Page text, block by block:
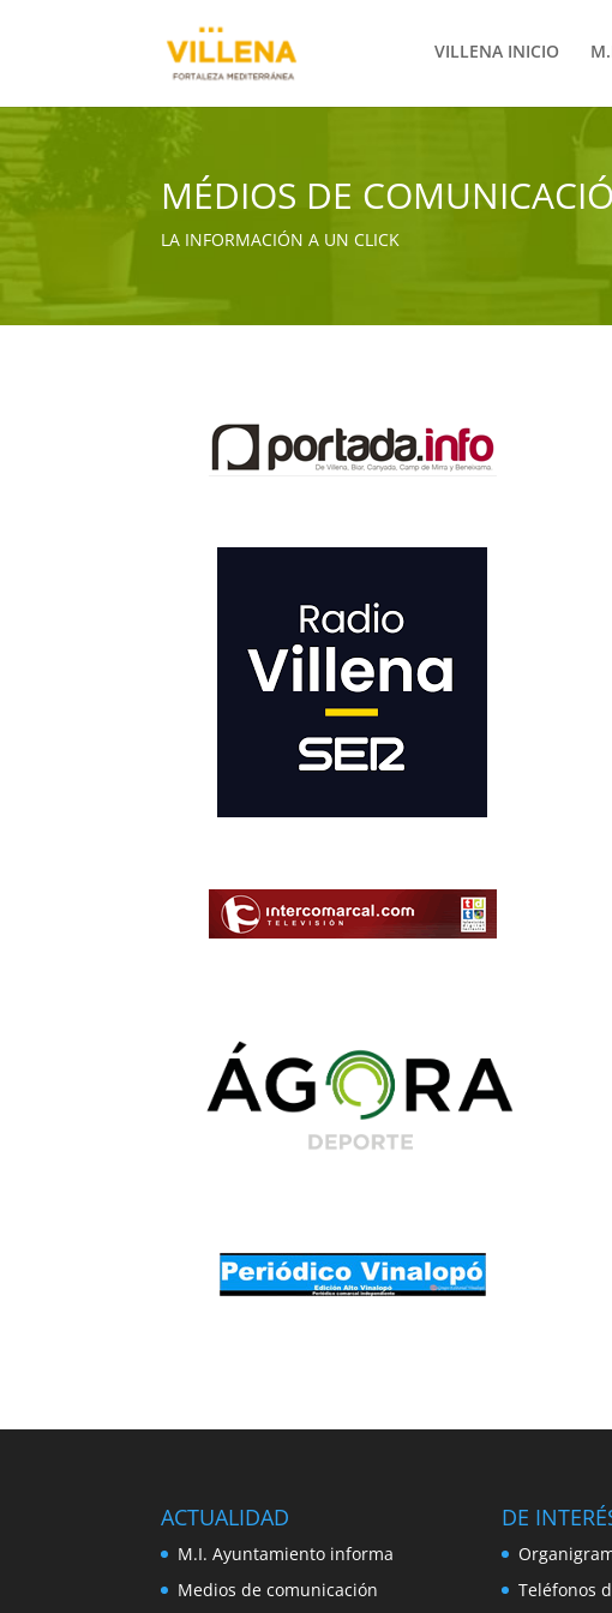
VILLENA INICIO
MÉDIOS DE
LA INFORMACIÓN A UN CLICK
ACTUALIDAD
M.I. Ayuntamiento informa
Medios de comunicación
DE
Teléfonos